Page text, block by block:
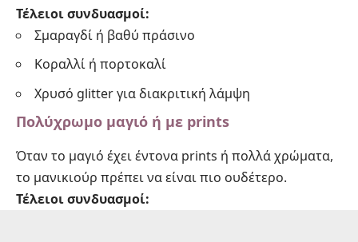
Τέλειοι συνδυασμοί:
Σμαραγδί ή βαθύ πράσινο
Κοραλλί ή πορτοκαλί
Χρυσό glitter για διακριτική λάμψη
Πολύχρωμο μαγιό ή με prints
Όταν το μαγιό έχει έντονα prints ή πολλά χρώματα,
το μανικιούρ πρέπει να είναι πιο ουδέτερο.
Τέλειοι συνδυασμοί: